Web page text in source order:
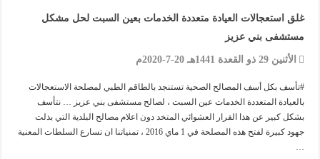
غلق استعجالات العيادة متعددة الخدمات بعين السبت لحل مشكل
مستشفى بني عزيز
الأثنين 29 ذو القعدة 1441هـ 20-7-2020م
#تأسف بكل أسف المصالح الصحية تستنجد بالطاقم الطبي لمصلحة الاستعجالات
بالعيادة المتعددة الخدمات عين السبت ، لصالح مستشفى بني عزيز … نتأسف
بشكل كبير عن هذا القرار العشوائي المتخد دون اعلام مصالح البلدية التي بذلت
جهود كبيرة لفتح هذه المصلحة في 1 ماي 2016 ، تمنياتنا ان تسارع السلطات المعنية
…